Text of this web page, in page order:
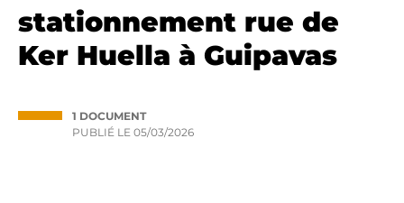
stationnement rue de
Ker Huella à Guipavas
1 DOCUMENT
PUBLIÉ LE 05/03/2026